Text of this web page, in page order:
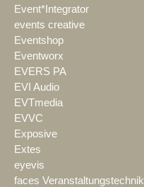
Event*Integrator
events creative
Eventshop
Eventworx
EVERS PA
EVI Audio
EVTmedia
EVVC
Exposive
Extes
eyevis
faces Veranstaltungstechnik